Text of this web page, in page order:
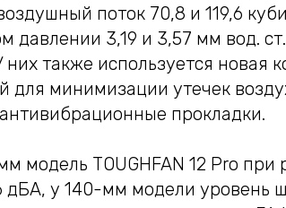
поток 70,8 и 119,6
давлении 3,19 и 3,57 мм вод.
также используется новая
для минимизации утечек
прокладки.
модель TOUGHFAN 12 Pro при
дБА, у 140-мм модели уровень